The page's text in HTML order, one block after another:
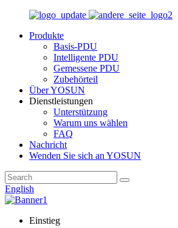
Produkte
Basis-PDU
Intelligente PDU
Gemessene PDU
Zubehörteil
Über YOSUN
Dienstleistungen
Unterstützung
Warum uns wählen
FAQ
Nachricht
Wenden Sie sich an YOSUN
English
Einstieg